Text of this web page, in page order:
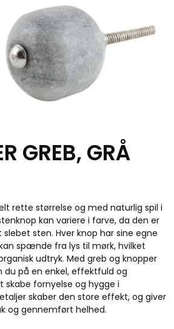
GREB, GRÅ
rette størrelse og med naturlig spil i
kan variere i farve, da den er
sten. Hver knop har sine egne
spænde fra lys til mørk, hvilket
udtryk. Med greb og knopper
du på en enkel, effektfuld og
fornyelse og hygge i
skaber den store effekt, og giver
og gennemført helhed.